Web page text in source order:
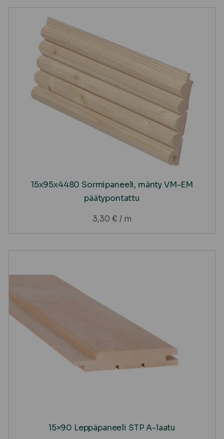
15x95x4480 Sormipaneeli, mänty VM-EM
päätypontattu
3,30 € / m
15×90 Leppäpaneeli STP A-laatu